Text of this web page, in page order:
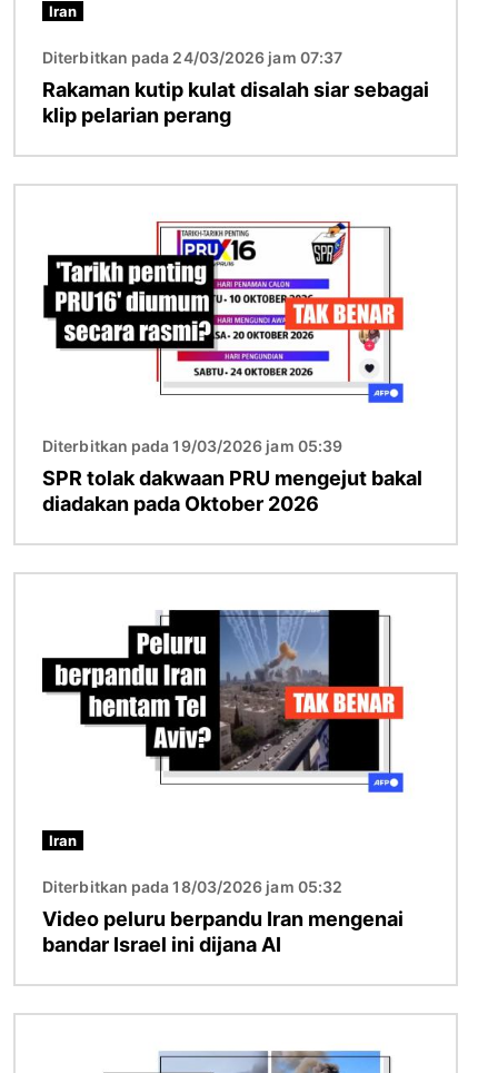
Iran
Diterbitkan pada 24/03/2026 jam 07:37
Rakaman kutip kulat disalah siar sebagai
klip pelarian perang
Diterbitkan pada 19/03/2026 jam 05:39
SPR tolak dakwaan PRU mengejut bakal
diadakan pada Oktober 2026
Iran
Diterbitkan pada 18/03/2026 jam 05:32
Video peluru berpandu Iran mengenai
bandar Israel ini dijana AI